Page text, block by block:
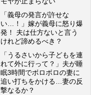
「義母の発言が許せな
い…！」嫁が義母に怒り爆
発！ 夫は仕方ないと言う
けれど諦めるべき？
「うるさいから子どもを連
れて外に行って？」夫が睡
眠3時間でボロボロの妻に
追い打ちをかける…妻の反
撃なるか？